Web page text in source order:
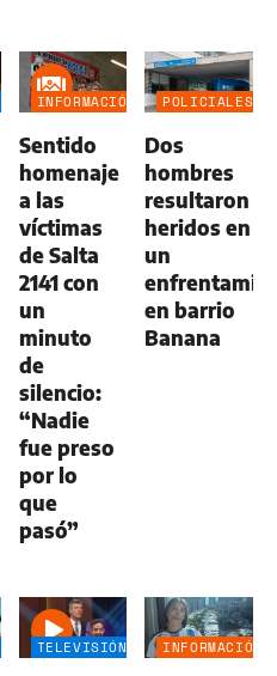
INFORMACIÓN
Sentido
homenaje
a las
víctimas
de Salta
2141 con
un
minuto
de
silencio:
“Nadie
fue preso
por lo
que
pasó”
POLICIALES
Dos
hombres
resultaron
heridos en
un
en barrio
Banana
TELEVISIÓN
INFORMACIÓN